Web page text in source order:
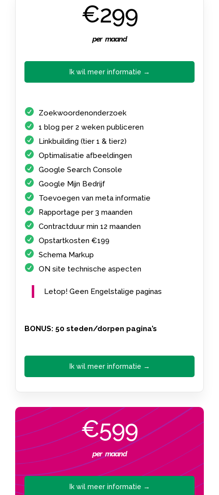
€299
per maand
Ik wil meer informatie →
Zoekwoordenonderzoek
1 blog per 2 weken publiceren
Linkbuilding (tier 1 & tier2)
Optimalisatie afbeeldingen
Google Search Console
Google Mijn Bedrijf
Toevoegen van meta informatie
Rapportage per 3 maanden
Contractduur min 12 maanden
Opstartkosten €199
Schema Markup
ON site technische aspecten
Letop! Geen Engelstalige paginas
BONUS: 50 steden/dorpen pagina’s
Ik wil meer informatie →
€599
per maand
Ik wil meer informatie →